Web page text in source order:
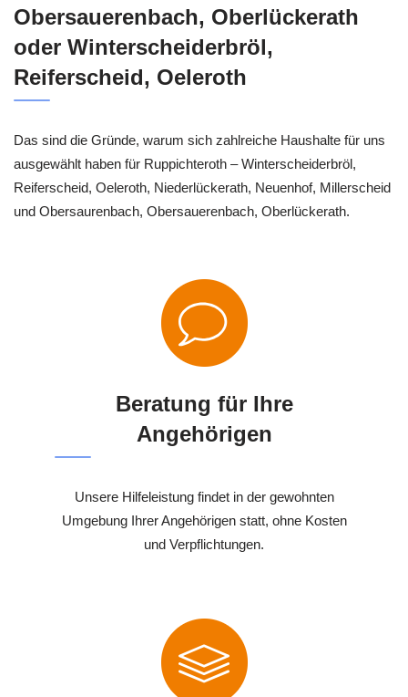
Obersauerenbach, Oberlückerath
oder Winterscheiderbröl,
Reiferscheid, Oeleroth
Das sind die Gründe, warum sich zahlreiche Haushalte für uns
ausgewählt haben für Ruppichteroth – Winterscheiderbröl,
Reiferscheid, Oeleroth, Niederlückerath, Neuenhof, Millerscheid
und Obersaurenbach, Obersauerenbach, Oberlückerath.
Beratung für Ihre
Angehörigen
Unsere Hilfeleistung findet in der gewohnten
Umgebung Ihrer Angehörigen statt, ohne Kosten
und Verpflichtungen.